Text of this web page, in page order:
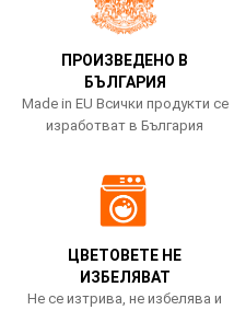
ПРОИЗВЕДЕНО В
БЪЛГАРИЯ
Made in EU Всички продукти се
изработват в България
ЦВЕТОВЕТЕ НЕ
ИЗБЕЛЯВАТ
Не се изтрива, не избелява и